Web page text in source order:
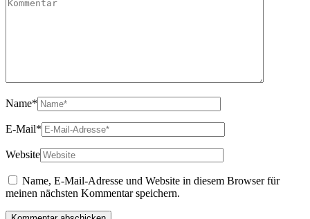
Name*
E-Mail*
Website
Name, E-Mail-Adresse und Website in diesem Browser für
meinen nächsten Kommentar speichern.